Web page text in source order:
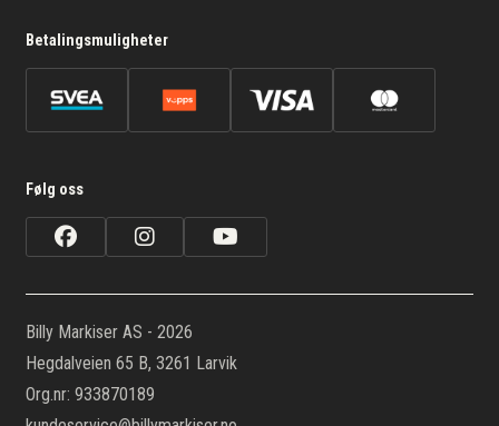
Betalingsmuligheter
Følg oss
Billy Markiser AS - 2026
Hegdalveien 65 B, 3261 Larvik
Org.nr: 933870189